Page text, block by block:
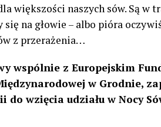
większości naszych sów. Są w
się na głowie – albo pióra
z przerażenia…
wspólnie z Europejskim
w Grodnie,
wzięcia udziału w Nocy